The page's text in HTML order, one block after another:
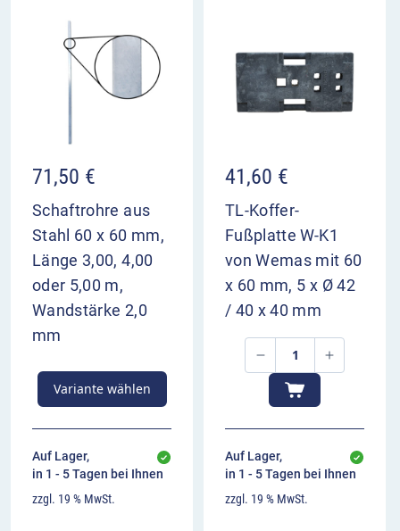
genügend Zeit zur Vorbereitung zu geben. Bei
mehreren Fahrstreifen für eine Richtung sollten
Sie eine weitere Überleitungstafel ca. 400 m vor
VZ 501-83 im Überblick
kündigt die Rückführung des linken
Fahrstreifens von der Gegenfahrbahn an
die drei rechten Fahrstreifen verschwenken
nach links
dient zur Vorwarnung der Verkehrsteilnehmer
Aufstellung 200 m und 400 m vor dem
Bezugspunkt
71,50 €
Schaftrohre aus
Stahl 60 x 60 mm,
Länge 3,00, 4,00
oder 5,00 m,
Wandstärke 2,0
mm
Variante wählen
Auf Lager,
in 1 - 5 Tagen bei Ihnen
zzgl. 19 % MwSt.
41,60 €
TL-Koffer-
Fußplatte W-K1
von Wemas mit 60
x 60 mm, 5 x Ø 42
/ 40 x 40 mm
Auf Lager,
in 1 - 5 Tagen bei Ihnen
zzgl. 19 % MwSt.